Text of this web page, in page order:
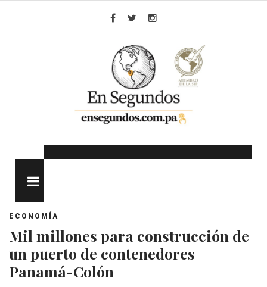
ECONOMÍA
Mil millones para construcción de
un puerto de contenedores
Panamá-Colón